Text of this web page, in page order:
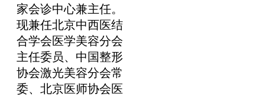
家会诊中心兼主任。
现兼任北京中西医结
合学会医学美容分会
主任委员、中国整形
协会激光美容分会常
委、北京医师协会医